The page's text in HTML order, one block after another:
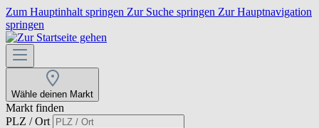
Zum Hauptinhalt springen Zur Suche springen Zur Hauptnavigation
springen
Wähle deinen Markt
Markt finden
PLZ / Ort